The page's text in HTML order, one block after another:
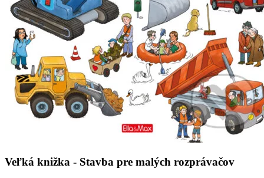
Veľká knižka - Stavba pre malých rozprávačov